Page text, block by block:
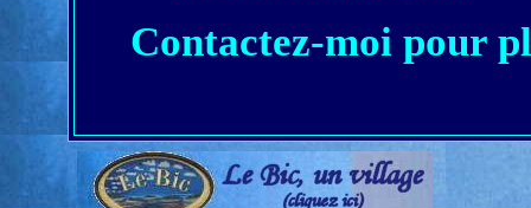
Contactez-moi pour